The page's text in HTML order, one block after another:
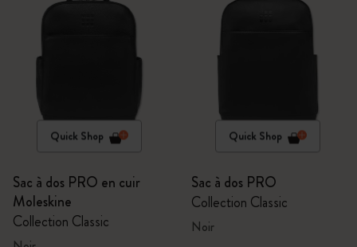
Quick Shop
Sac à dos PRO en cuir
Moleskine
Collection Classic
Quick Shop
Sac à dos PRO
Collection Classic
Noir